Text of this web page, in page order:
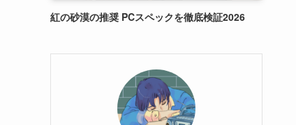
紅の砂漠の推奨 PCスペックを徹底検証2026